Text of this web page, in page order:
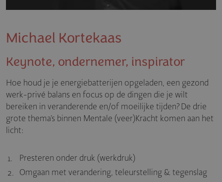
Michael Kortekaas
Keynote, ondernemer, inspirator
Hoe houd je je energiebatterijen opgeladen, een gezond
werk-privé balans en focus op de dingen die je wilt
bereiken in veranderende en/of moeilijke tijden? De drie
grote thema’s binnen Mentale (veer)Kracht komen aan het
licht:
Presteren onder druk (werkdruk)
Omgaan met verandering, teleurstelling & tegenslag